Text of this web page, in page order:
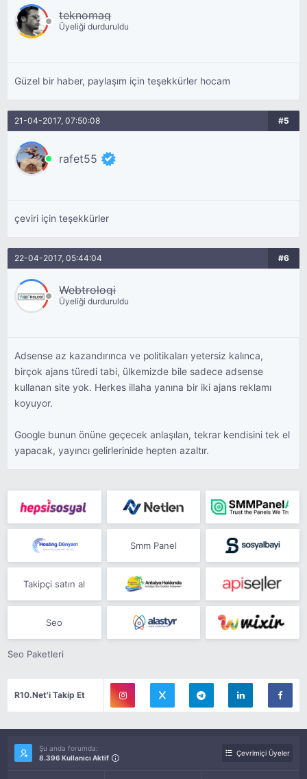
teknomag
Üyeliği durduruldu
Güzel bir haber, paylaşım için teşekkürler hocam
21-04-2017, 07:50:08 #5
rafet55
çeviri için teşekkürler
22-04-2017, 05:44:04 #6
Webtrologi
Üyeliği durduruldu
Adsense az kazandırınca ve politikaları yetersiz kalınca,
birçok ajans türedi tabi, ülkemizde bile sadece adsense
kullanan site yok. Herkes illaha yanına bir iki ajans reklamı
koyuyor.
Google bunun önüne geçecek anlaşılan, tekrar kendisini tek el
yapacak, yayıncı gelirlerinide hepten azaltır.
Smm Panel
Takipçi satın al
Seo
Seo Paketleri
R10.Net'i Takip Et
Şu anda forumda:
8.396 Kullanıcı Aktif
Çevrimiçi Üyeler